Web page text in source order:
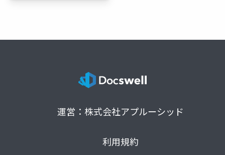
運営：株式会社アプルーシッド
利用規約